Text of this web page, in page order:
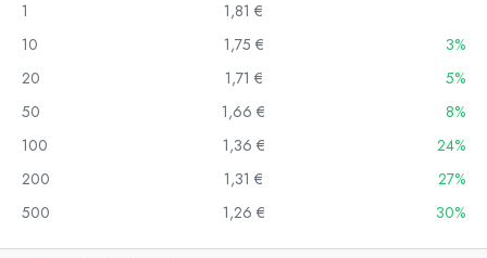
1
1,81 €
10
1,75 €
3%
20
1,71 €
5%
50
1,66 €
8%
100
1,36 €
24%
200
1,31 €
27%
500
1,26 € 30%